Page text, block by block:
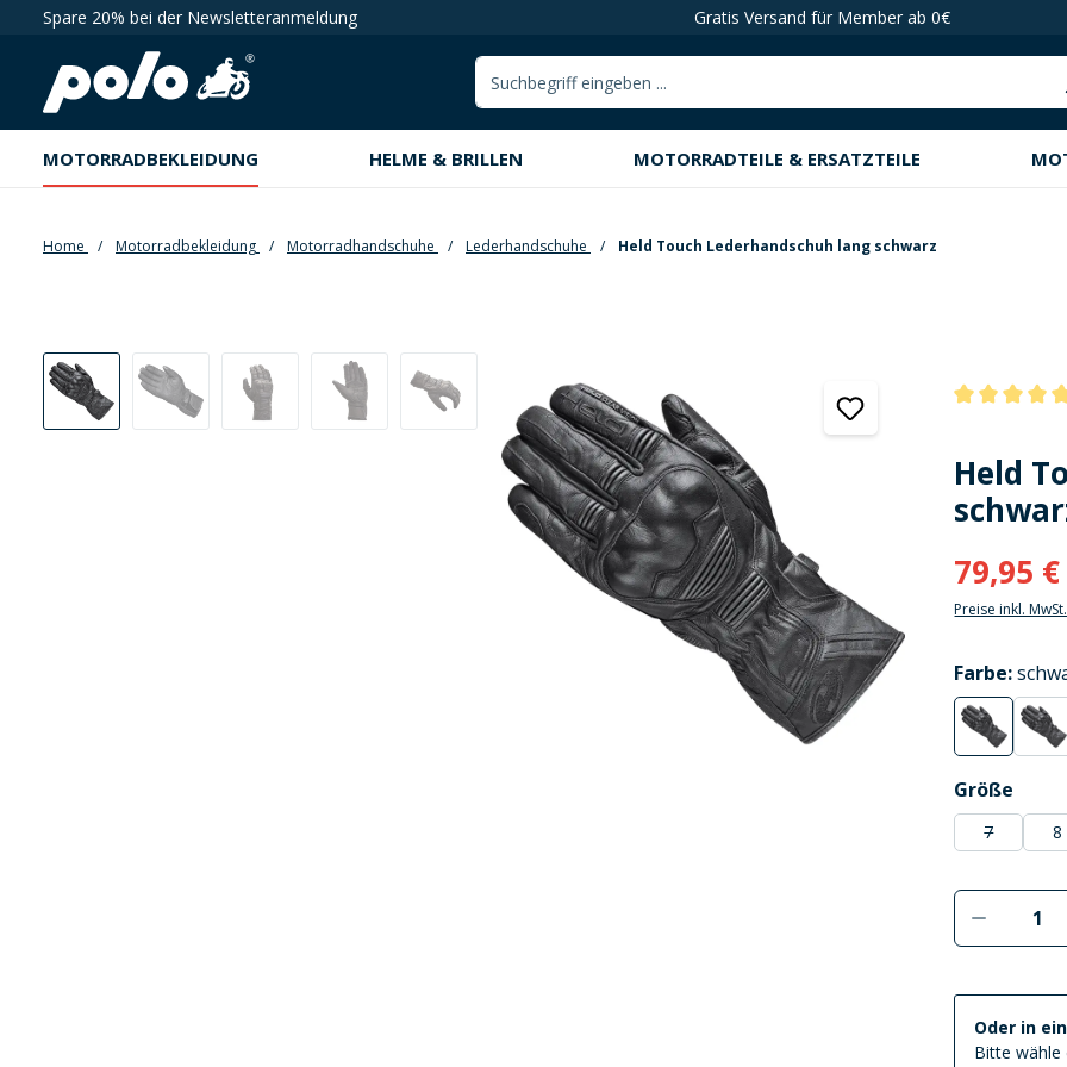
Zur Hauptnavigation springen
Spare 20% bei der Newsletteranmeldung Gratis Versand für Member ab 0€
MOTORRADBEKLEIDUNG HELME & BRILLEN MOTORRADTEILE & ERSATZTEILE
Home Motorradbekleidung Motorradhandschuhe Lederhandschuhe Held Touch Lederhandschuh lang schwarz
Bildergalerie überspringen
Held
79,95 €
Preise inkl.
Farbe
auswählen
:
schwarz
(Diese rot
Größe
auswählen
7
(Diese
8
Produkt
Oder in
Bitte wähle